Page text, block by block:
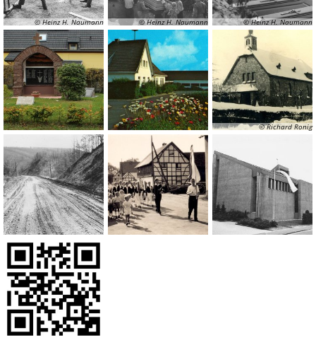
© Heinz H. Naumann © Heinz H. Naumann © Heinz H. Naumann
© Richard Ronig